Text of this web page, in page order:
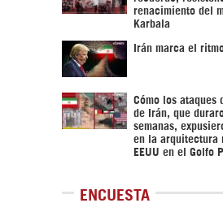
renacimiento del
Karbala
Irán marca el
Cómo los ataques
de Irán, que
semanas,
en la arquitectura
EEUU en el Golfo
ENCUESTA